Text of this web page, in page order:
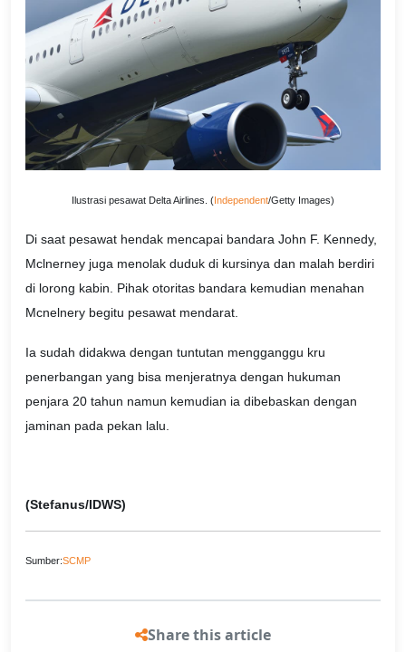
Ilustrasi pesawat Delta Airlines. ( Independent/Getty Images)
Di saat pesawat hendak mencapai bandara John F. Kennedy,
Mclnerney juga menolak duduk di kursinya dan malah berdiri
di lorong kabin. Pihak otoritas bandara kemudian menahan
Mcnelnery begitu pesawat mendarat.
Ia sudah didakwa dengan tuntutan mengganggu kru
penerbangan yang bisa menjeratnya dengan hukuman
penjara 20 tahun namun kemudian ia dibebaskan dengan
jaminan pada pekan lalu.
(Stefanus/IDWS)
Sumber:SCMP
Share this article